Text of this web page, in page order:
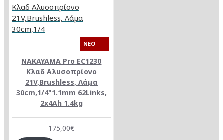
NEO
NAKAYAMA Pro EC1230
Κλαδ Αλυσοπρίονο
21V,Brushless, Λάμα
30cm,1/4"1.1mm 62Links,
2x4Ah 1.4kg
175,00€